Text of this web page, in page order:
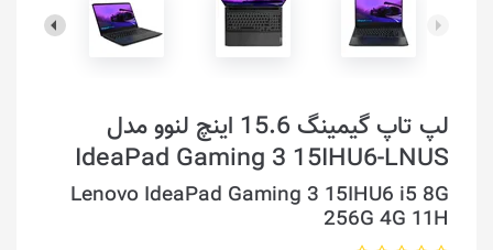
لپ تاپ گیمینگ 15.6 اینچ لنوو مدل
IdeaPad Gaming 3 15IHU6-LNUS
Lenovo IdeaPad Gaming 3 15IHU6 i5 8G
256G 4G 11H